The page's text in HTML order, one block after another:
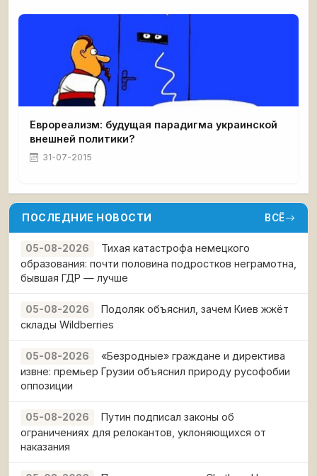
Еврореализм: будущая парадигма украинской
внешней политики?
31-07-2015
ПОСЛЕДНИЕ НОВОСТИ ВСЁ
05-08-2026
Тихая катастрофа немецкого
образования: почти половина подростков неграмотна,
бывшая ГДР — лучше
05-08-2026
Подоляк объяснил, зачем Киев жжёт
склады Wildberries
05-08-2026
«Безродные» граждане и директива
извне: премьер Грузии объяснил природу русофобии
оппозиции
05-08-2026
Путин подписал законы об
ограничениях для релокантов, уклоняющихся от
наказания